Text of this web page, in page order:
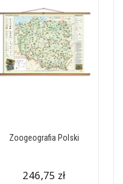
Zoogeografia Polski
246,75 zł